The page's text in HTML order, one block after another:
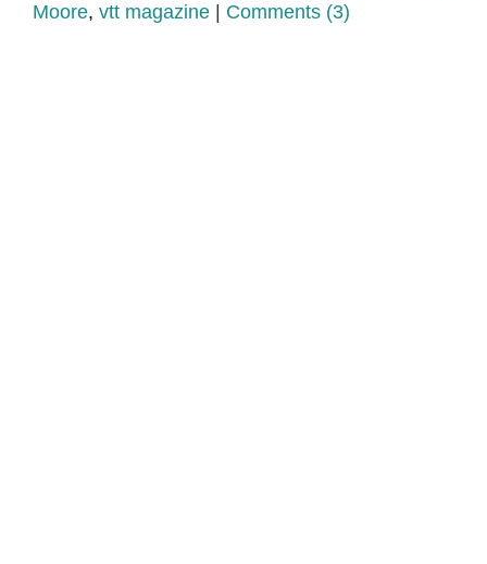
Moore, vtt magazine Comments (3)